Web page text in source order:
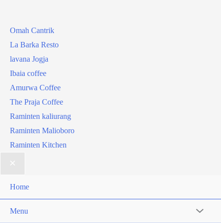
Omah Cantrik
La Barka Resto
lavana Jogja
Ibaia coffee
Amurwa Coffee
The Praja Coffee
Raminten kaliurang
Raminten Malioboro
Raminten Kitchen
Home
Menu